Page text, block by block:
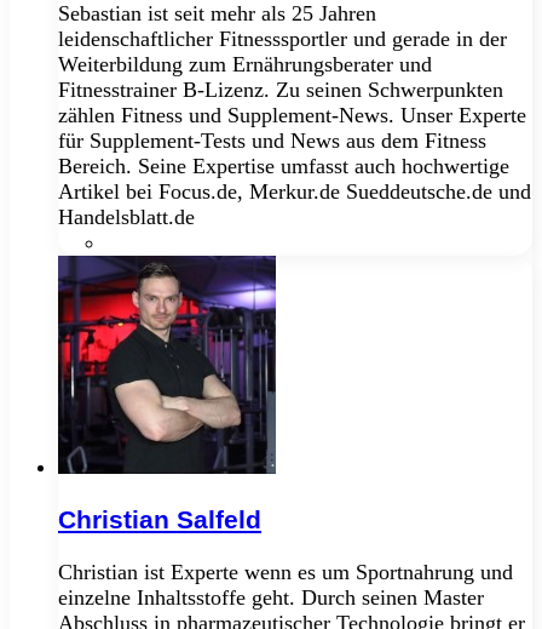
Sebastian ist seit mehr als 25 Jahren
leidenschaftlicher Fitnesssportler und gerade in der
Weiterbildung zum Ernährungsberater und
Fitnesstrainer B-Lizenz. Zu seinen Schwerpunkten
zählen Fitness und Supplement-News. Unser Experte
für Supplement-Tests und News aus dem Fitness
Bereich. Seine Expertise umfasst auch hochwertige
Artikel bei Focus.de, Merkur.de Sueddeutsche.de und
Handelsblatt.de
Christian Salfeld
Christian ist Experte wenn es um Sportnahrung und
einzelne Inhaltsstoffe geht. Durch seinen Master
Abschluss in pharmazeutischer Technologie bringt er